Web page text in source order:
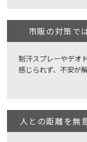
市販の対策で
制汗スプレーやデオ
感じられず、不安が
人との距離を無